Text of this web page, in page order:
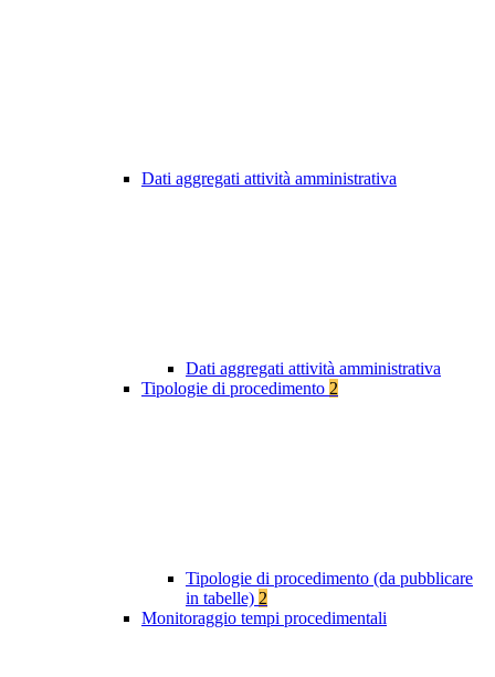
Dati aggregati attività amministrativa
Dati aggregati attività amministrativa
Tipologie di procedimento 2
Tipologie di procedimento (da pubblicare
in tabelle) 2
Monitoraggio tempi procedimentali